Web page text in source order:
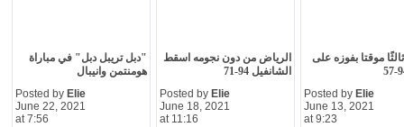
"دبل تريبل دبل" في مباراة
هومنتمن وانيبال
Posted by Elie
June 22, 2021
at 7:56
الرياض من دون نجومه اسقط
الشانفيل 94-71
Posted by Elie
June 18, 2021
at 11:16
موقتا بفوزه على
Posted by Elie
June 13, 2021
at 9:23